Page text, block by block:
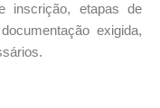
inscrição, etapas de
exigida,